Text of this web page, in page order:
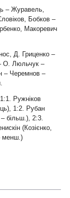
– Журавель,
Бобков –
Макоревич
Д. Гриценко –
О. Люльчук –
– Черемнов –
Ружніков
1:2. Рубан
– більш.), 2:3.
(Козієнко,
менш.)